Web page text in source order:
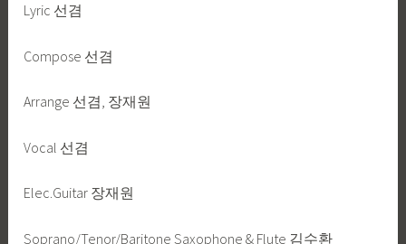
Lyric 선겸
Compose 선겸
Arrange 선겸, 장재원
Vocal 선겸
Elec.Guitar 장재원
Soprano/Tenor/Baritone Saxophone & Flute 김수환